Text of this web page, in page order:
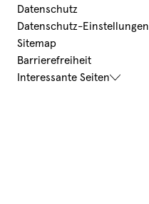
Datenschutz
Datenschutz-Einstellungen
Sitemap
Barrierefreiheit
Interessante Seiten